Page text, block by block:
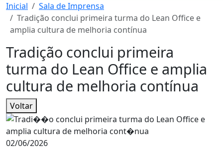
Inicial
Sala de Imprensa
Tradição conclui primeira turma do Lean Office e
amplia cultura de melhoria contínua
Tradição conclui primeira
turma do Lean Office e amplia
cultura de melhoria contínua
Voltar
02/06/2026